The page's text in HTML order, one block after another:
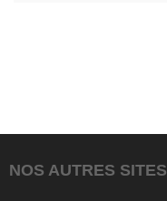
NOS AUTRES SITES